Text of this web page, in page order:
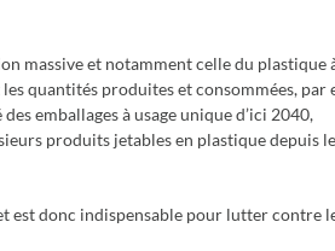
massive et notamment celle du plastique
quantités produites et consommées, par
emballages à usage unique d’ici 2040,
produits jetables en plastique
est donc indispensable pour lutter